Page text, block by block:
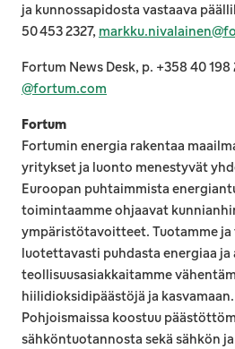
ja kunnossapidosta vastaava
50 453 2327, markku.nivalainen@
Fortum News Desk, p. +358 40 198
@fortum.com
Fortum
Fortumin energia rakentaa
yritykset ja luonto menestyvät
Euroopan puhtaimmista
toimintaamme ohjaavat
ympäristötavoitteet. Tuotamme
luotettavasti puhdasta energiaa ja
teollisuusasiakkaitamme
hiilidioksidipäästöjä ja
Pohjoismaissa koostuu
sähköntuotannosta sekä sähkön